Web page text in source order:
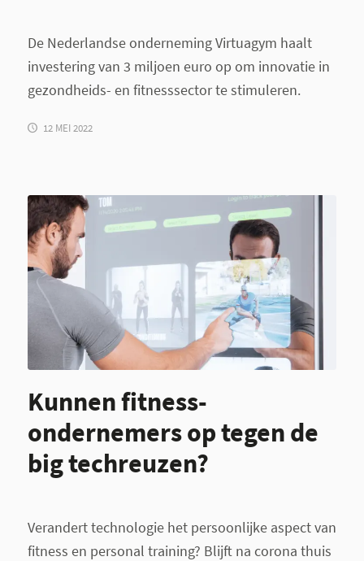
De Nederlandse onderneming Virtuagym haalt
investering van 3 miljoen euro op om innovatie in
gezondheids- en fitnesssector te stimuleren.
12 MEI 2022
Kunnen fitness-
ondernemers op tegen de
big techreuzen?
Verandert technologie het persoonlijke aspect van
fitness en personal training? Blijft na corona thuis